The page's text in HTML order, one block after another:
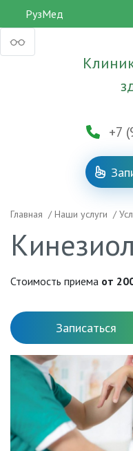
РузМед
+7
Главная /Наши услуги /
Стоимость приема от
Записаться